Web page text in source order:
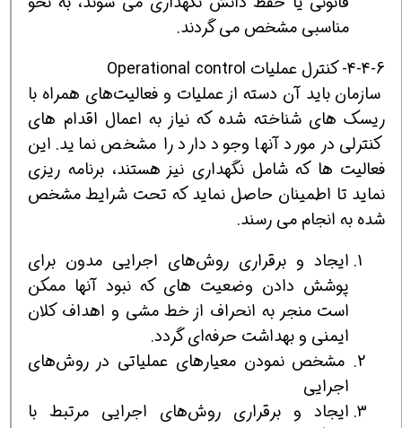
مناسبی مشخص می گردند.
4-4-6- كنترل عمليات Operational control
سازمان بايد آن دسته از عمليات و فعاليت‌های همراه با
ريسک های شناخته شده كه نياز به اعمال اقدام های
كنترلی در مورد آنها وجود دارد را مشخص نمايد. اين
فعاليت ها كه شامل نگهداری نيز هستند، برنامه ريزی
نمايد تا اطمينان حاصل نمايد كه تحت شرايط مشخص
شده به انجام می رسند.
ایجاد و برقراری روش‌های اجرایی مدون برای
پوشش دادن وضعیت های که نبود آنها ممکن
است منجر به انحراف از خط مشی و اهداف کلان
ایمنی و بهداشت حرفه‌ای گردد.
مشخص نمودن معیارهای عملیاتی در روش‌های
اجرایی
ایجاد و برقراری روش‌های اجرایی مرتبط با